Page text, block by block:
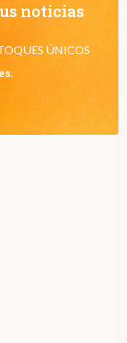
noticias
ÚNICOS